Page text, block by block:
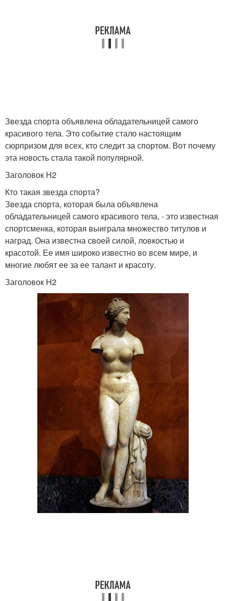
Звезда спорта объявлена обладательницей самого
красивого тела. Это событие стало настоящим
сюрпризом для всех, кто следит за спортом. Вот почему
эта новость стала такой популярной.
Заголовок H2
Кто такая звезда спорта?
Звезда спорта, которая была объявлена
обладательницей самого красивого тела, - это известная
спортсменка, которая выиграла множество титулов и
наград. Она известна своей силой, ловкостью и
красотой. Ее имя широко известно во всем мире, и
многие любят ее за ее талант и красоту.
Заголовок H2